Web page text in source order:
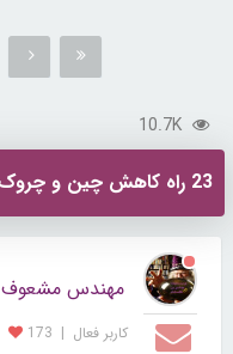
10.7K
23 راه کاهش چین و چروک پوست
مهندس مشعوف
کاربر فعال |
173